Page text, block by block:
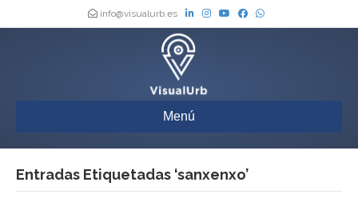
info@visualurb.es
Menú
Entradas Etiquetadas ‘sanxenxo’